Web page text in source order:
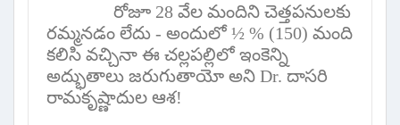
రోజూ 28 వేల మందిని చెత్తపనులకు
రమ్మనడం లేదు - అందులో½ % (150) మంది
కలిసి వచ్చినా ఈ చల్లపల్లిలో ఇంకెన్ని
అద్భుతాలు జరుగుతాయో అని Dr. దాసరి
రామకృష్ణాదుల ఆశ!